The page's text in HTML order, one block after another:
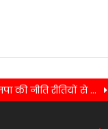
भाजपा की नीति रीतियों से प्रभावित होकर लालपानी सनेह के सैकड़ो कांग्रेस कार्यकर्ताओं ने भाजपा सदस्यता ग्रहण की……